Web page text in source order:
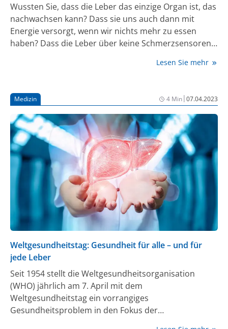
Wussten Sie, dass die Leber das einzige Organ ist, das
nachwachsen kann? Dass sie uns auch dann mit
Energie versorgt, wenn wir nichts mehr zu essen
haben? Dass die Leber über keine Schmerzsensoren
gut behandelt? Die Leber ist eines der wichtigsten
uns jeden Tag das Leben. Doch was wissen wir über
sie? Meist relativ wenig. Professor Ansgar Lohse ist
Leberexperte und Klinikdirektor am
Universitätsklinikum in Hamburg-Eppendorf.
Gemeinsam mit dem Journalisten Ulf Goettges hat er
das Buch „Das Schweigen der Leber“ veröffentlicht, in
dem die beiden über die faszinierenden Fähigkeiten
der Leber informieren. Der Bestseller ist nun in der
zweiten Auflage erschienen.
Lesen Sie mehr
Medizin 4 Min|07.04.2023
Weltgesundheitstag: Gesundheit für alle – und für
jede Leber
Seit 1954 stellt die Weltgesundheitsorganisation
(WHO) jährlich am 7. April mit dem
Weltgesundheitstag ein vorrangiges
Gesundheitsproblem in den Fokus der